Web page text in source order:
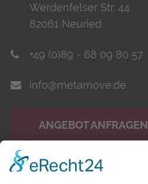
Werdenfelser Str. 44
82061 Neuried
+49 (0)89 - 68 09 80 57
info@metamove.de
ANGEBOT ANFRAGEN